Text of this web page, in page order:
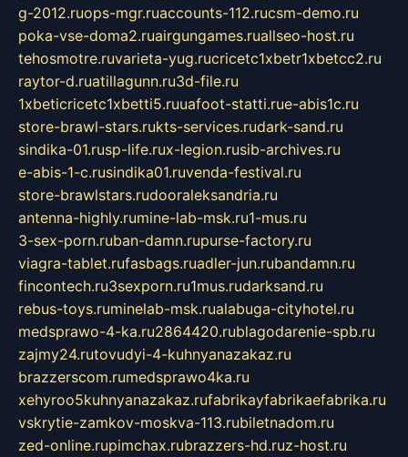
g-2012.ruops-mgr.ruaccounts-112.rucsm-demo.ru
poka-vse-doma2.ruairgungames.ruallseo-host.ru
tehosmotre.ruvarieta-yug.rucricetc1xbetr1xbetcc2.ru
raytor-d.ruatillagunn.ru3d-file.ru
1xbeticricetc1xbetti5.ruuafoot-statti.rue-abis1c.ru
store-brawl-stars.rukts-services.rudark-sand.ru
sindika-01.rusp-life.rux-legion.rusib-archives.ru
e-abis-1-c.rusindika01.ruvenda-festival.ru
store-brawlstars.rudooraleksandria.ru
antenna-highly.rumine-lab-msk.ru1-mus.ru
3-sex-porn.ruban-damn.rupurse-factory.ru
viagra-tablet.rufasbags.ruadler-jun.rubandamn.ru
fincontech.ru3sexporn.ru1mus.rudarksand.ru
rebus-toys.ruminelab-msk.rualabuga-cityhotel.ru
medsprawo-4-ka.ru2864420.rublagodarenie-spb.ru
zajmy24.rutovudyi-4-kuhnyanazakaz.ru
brazzerscom.rumedsprawo4ka.ru
xehyroo5kuhnyanazakaz.rufabrikayfabrikaefabrika.ru
vskrytie-zamkov-moskva-113.rubiletnadom.ru
zed-online.rupimchax.rubrazzers-hd.ruz-host.ru